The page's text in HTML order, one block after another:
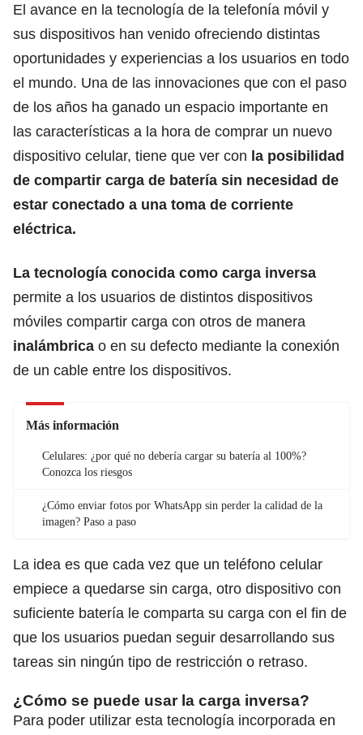
El avance en la tecnología de la telefonía móvil y
sus dispositivos han venido ofreciendo distintas
oportunidades y experiencias a los usuarios en todo
el mundo. Una de las innovaciones que con el paso
de los años ha ganado un espacio importante en
las características a la hora de comprar un nuevo
dispositivo celular, tiene que ver con la posibilidad
de compartir carga de batería sin necesidad de
estar conectado a una toma de corriente
eléctrica.
La tecnología conocida como carga inversa
permite a los usuarios de distintos dispositivos
móviles compartir carga con otros de manera
inalámbrica o en su defecto mediante la conexión
de un cable entre los dispositivos.
Más información
Celulares: ¿por qué no debería cargar su batería al 100%?
Conozca los riesgos
¿Cómo enviar fotos por WhatsApp sin perder la calidad de la
imagen? Paso a paso
La idea es que cada vez que un teléfono celular
empiece a quedarse sin carga, otro dispositivo con
suficiente batería le comparta su carga con el fin de
que los usuarios puedan seguir desarrollando sus
tareas sin ningún tipo de restricción o retraso.
¿Cómo se puede usar la carga inversa?
Para poder utilizar esta tecnología incorporada en